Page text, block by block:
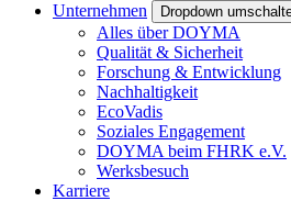
Unternehmen
Dropdown
Alles über DOYMA
Qualität & Sicherheit
Forschung & Entwicklung
Nachhaltigkeit
EcoVadis
Soziales Engagement
DOYMA beim FHRK e.V.
Werksbesuch
Karriere